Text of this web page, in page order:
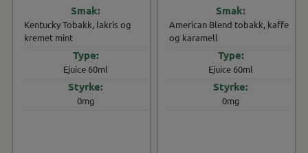
Kentucky Tobakk, lakris og
kremet mint
Ejuice 60ml
0mg
American Blend tobakk, kaffe
og karamell
Ejuice 60ml
0mg